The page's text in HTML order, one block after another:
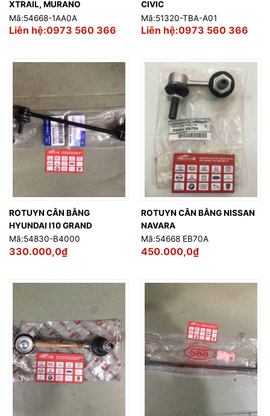
XTRAIL, MURANO
Mã:54668-1AA0A
Liên hệ:0973 560 366
CIVIC
Mã:51320-TBA-A01
Liên hệ:0973 560 366
ROTUYN CÂN BẰNG
HYUNDAI I10 GRAND
Mã:54830-B4000
330.000,0₫
ROTUYN CÂN BẰNG NISSAN
NAVARA
Mã:54668 EB70A
450.000,0₫